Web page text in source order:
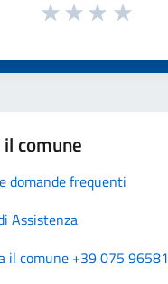
comune
domande frequenti
Assistenza
il comune +39 075 96581